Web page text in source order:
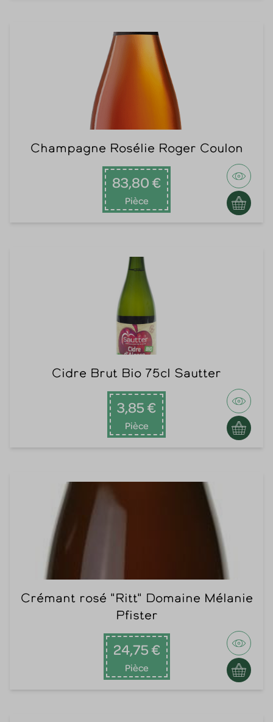
Champagne Rosélie Roger Coulon
83,80 €
Pièce
Cidre Brut Bio 75cl Sautter
3,85 €
Pièce
Crémant rosé "Ritt" Domaine Mélanie
Pfister
24,75 €
Pièce